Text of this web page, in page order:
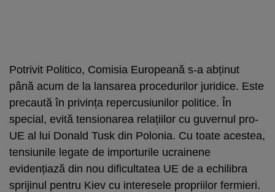
Potrivit Politico, Comisia Europeană s-a abținut
până acum de la lansarea procedurilor juridice. Este
precaută în privința repercusiunilor politice. În
special, evită tensionarea relațiilor cu guvernul pro-
UE al lui Donald Tusk din Polonia. Cu toate acestea,
tensiunile legate de importurile ucrainene
evidențiază din nou dificultatea UE de a echilibra
sprijinul pentru Kiev cu interesele propriilor fermieri.